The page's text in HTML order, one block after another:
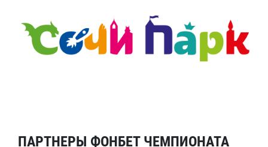
ПАРТНЕРЫ ФОНБЕТ ЧЕМПИОНАТА